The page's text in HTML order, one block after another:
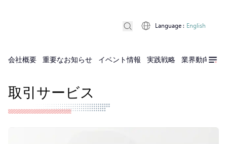
会社概要 重要なお知らせ イベント情報 実践戦略 業界動向 実
Language : English
取引サービス